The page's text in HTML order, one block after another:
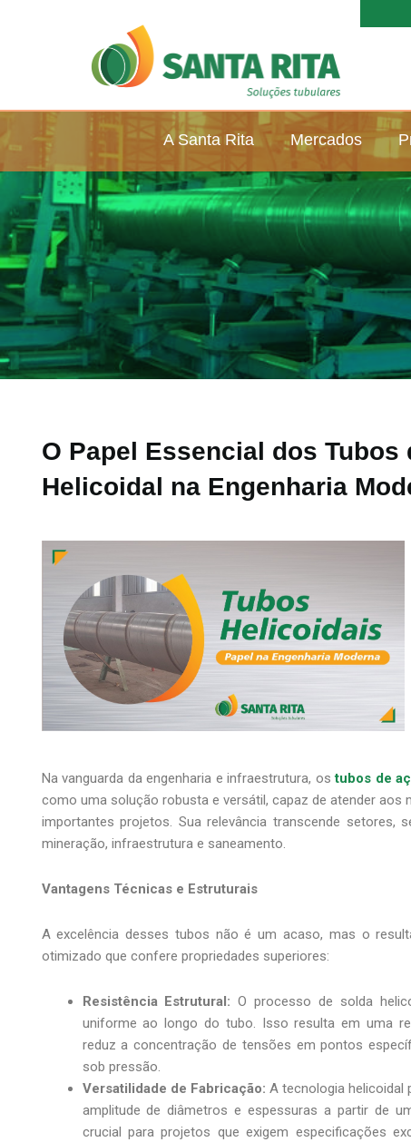
A Santa Rita Mercados
O Papel Essencial dos Tubos
Helicoidal na Engenharia
Na vanguarda da engenharia e infraestrutura, ostubos de
como uma solução robusta e versátil, capaz de atender
importantes projetos. Sua relevância transcende setores,
mineração, infraestrutura e saneamento.
Vantagens Técnicas e Estruturais
A excelência desses tubos não é um acaso, mas o
otimizado que confere propriedades superiores:
Resistência Estrutural: O processo de solda
uniforme ao longo do tubo. Isso resulta em uma
reduz a concentração de tensões em pontos
sob pressão.
Versatilidade de Fabricação: A tecnologia helicoidal
amplitude de diâmetros e espessuras a partir de
crucial para projetos que exigem especificações